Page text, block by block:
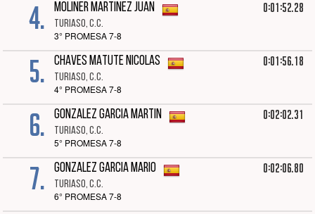
4. MOLINER MARTINEZ JUAN
TURIASO, C.C.
3° PROMESA 7-8
0:01:52.28
5. CHAVES MATUTE NICOLAS
TURIASO, C.C.
4° PROMESA 7-8
0:01:56.18
6. GONZALEZ GARCIA MARTIN
TURIASO, C.C.
5° PROMESA 7-8
0:02:02.31
7. GONZALEZ GARCIA MARIO
TURIASO, C.C.
6° PROMESA 7-8
0:02:06.80